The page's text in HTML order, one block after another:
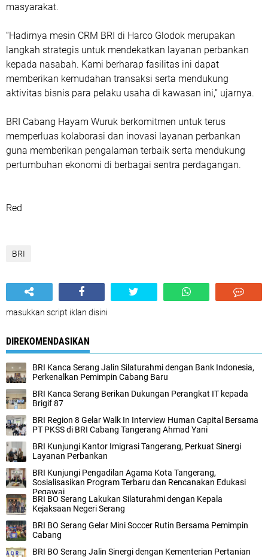
masyarakat.
“Hadirnya mesin CRM BRI di Harco Glodok merupakan
langkah strategis untuk mendekatkan layanan perbankan
kepada nasabah. Kami berharap fasilitas ini dapat
memberikan kemudahan transaksi serta mendukung
aktivitas bisnis para pelaku usaha di kawasan ini,” ujarnya.
BRI Cabang Hayam Wuruk berkomitmen untuk terus
memperluas kolaborasi dan inovasi layanan perbankan
guna memberikan pengalaman terbaik serta mendukung
pertumbuhan ekonomi di berbagai sentra perdagangan.
Red
BRI
masukkan script iklan disini
DIREKOMENDASIKAN
BRI Kanca Serang Jalin Silaturahmi dengan Bank Indonesia,
Perkenalkan Pemimpin Cabang Baru
BRI Kanca Serang Berikan Dukungan Perangkat IT kepada
Brigif 87
BRI Region 8 Gelar Walk In Interview Human Capital Bersama
PT PKSS di BRI Cabang Tangerang Ahmad Yani
BRI Kunjungi Kantor Imigrasi Tangerang, Perkuat Sinergi
Layanan Perbankan
BRI Kunjungi Pengadilan Agama Kota Tangerang,
Sosialisasikan Program Terbaru dan Rencanakan Edukasi
Pegawai
BRI BO Serang Lakukan Silaturahmi dengan Kepala
Kejaksaan Negeri Serang
BRI BO Serang Gelar Mini Soccer Rutin Bersama Pemimpin
Cabang
BRI BO Serang Jalin Sinergi dengan Kementerian Pertanian